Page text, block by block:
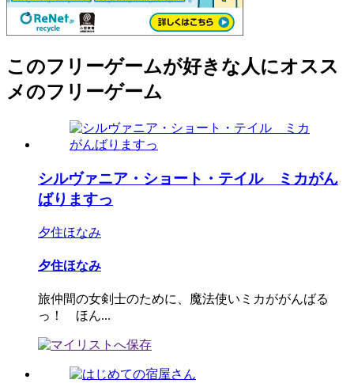
このフリーゲームが好きな人にオスス
メのフリーゲーム
シルヴァニア・ショート・テイル ミカがん
ばりますっ
夕住ほなみ
夕住ほなみ
旅仲間の女剣士のために、魔法使いミカががんばる
っ！ ほん...